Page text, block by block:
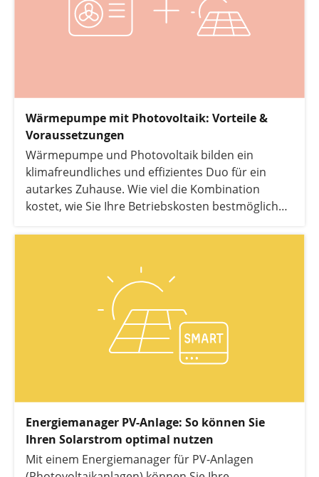
Wärmepumpe mit Photovoltaik: Vorteile &
Voraussetzungen
Wärmepumpe und Photovoltaik bilden ein
klimafreundliches und effizientes Duo für ein
autarkes Zuhause. Wie viel die Kombination
kostet, wie Sie Ihre Betriebskosten bestmöglich
Energiemanager PV-Anlage: So können Sie
Ihren Solarstrom optimal nutzen
Mit einem Energiemanager für PV-Anlagen